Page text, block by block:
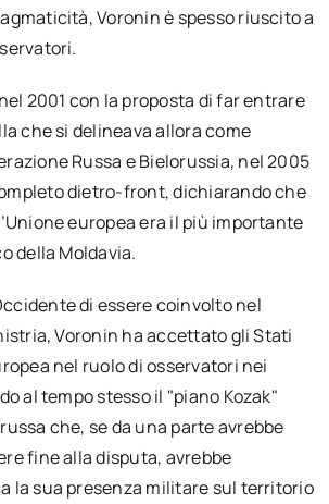
Voronin è spesso riuscito a
2001 con la proposta di far entrare
che si delineava allora come
Russa e Bielorussia, nel 2005
dietro-front, dichiarando che
europea era il più importante
della Moldavia.
di essere coinvolto nel
Voronin ha accettato gli Stati
nel ruolo di osservatori nei
al tempo stesso il "piano Kozak"
che, se da una parte avrebbe
fine alla disputa, avrebbe
la sua presenza militare sul territorio